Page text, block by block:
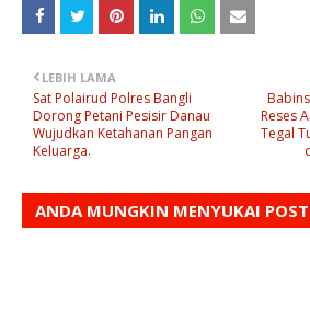
Reses
Tegal
LEBIH LAMA
Sat Polairud Polres Bangli
Dorong Petani Pesisir Danau
Wujudkan Ketahanan Pangan
Keluarga.
ANDA MUNGKIN MENYUKAI